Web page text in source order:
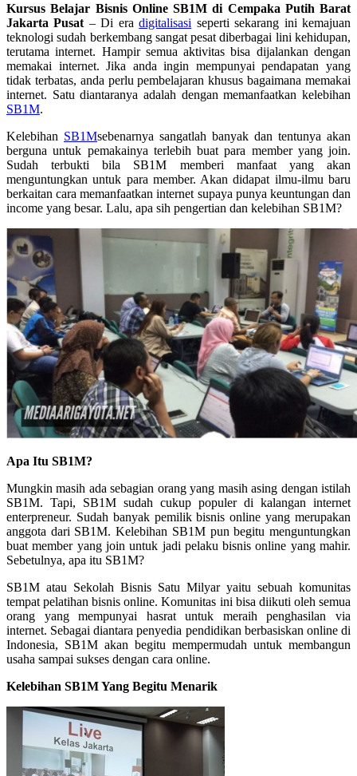
Kursus Belajar Bisnis Online SB1M di Cempaka Putih Barat
Jakarta Pusat – Di eradigitalisasi seperti sekarang ini kemajuan
teknologi sudah berkembang sangat pesat diberbagai lini kehidupan,
terutama internet. Hampir semua aktivitas bisa dijalankan dengan
memakai internet. Jika anda ingin mempunyai pendapatan yang
tidak terbatas, anda perlu pembelajaran khusus bagaimana memakai
internet. Satu diantaranya adalah dengan memanfaatkan kelebihan
SB1M.
Kelebihan SB1Msebenarnya sangatlah banyak dan tentunya akan
berguna untuk pemakainya terlebih buat para member yang join.
Sudah terbukti bila SB1M memberi manfaat yang akan
menguntungkan untuk para member. Akan didapat ilmu-ilmu baru
berkaitan cara memanfaatkan internet supaya punya keuntungan dan
income yang besar. Lalu, apa sih pengertian dan kelebihan SB1M?
Apa Itu SB1M?
Mungkin masih ada sebagian orang yang masih asing dengan istilah
SB1M. Tapi, SB1M sudah cukup populer di kalangan internet
enterpreneur. Sudah banyak pemilik bisnis online yang merupakan
anggota dari SB1M. Kelebihan SB1M pun begitu menguntungkan
buat member yang join untuk jadi pelaku bisnis online yang mahir.
Sebetulnya, apa itu SB1M?
SB1M atau Sekolah Bisnis Satu Milyar yaitu sebuah komunitas
tempat pelatihan bisnis online. Komunitas ini bisa diikuti oleh semua
orang yang mempunyai hasrat untuk meraih penghasilan via
internet. Sebagai diantara penyedia pendidikan berbasiskan online di
Indonesia, SB1M akan begitu mempermudah untuk membangun
usaha sampai sukses dengan cara online.
Kelebihan SB1M Yang Begitu Menarik